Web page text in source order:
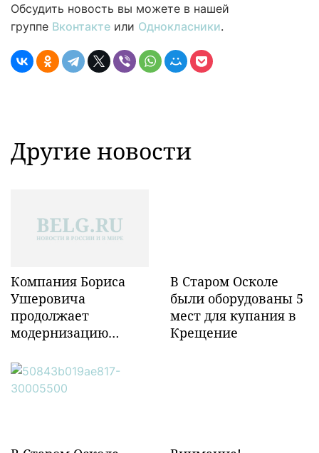
Обсудить новость вы можете в нашей
группе Вконтакте или Однокласники.
Другие новости
Компания Бориса
Ушеровича
продолжает
модернизацию
инфраструктуры в
Забайкалье
В Старом Осколе
были оборудованы 5
мест для купания в
Крещение